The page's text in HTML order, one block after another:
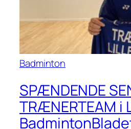
Badminton
SPÆNDENDE
TRÆNERTEAM i